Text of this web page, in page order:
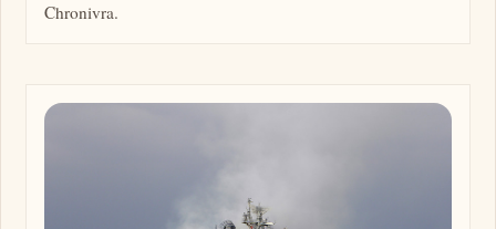
Chronivra.
Изображение